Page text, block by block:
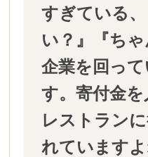
すぎている
い？』『ち
企業を回っ
す。寄付金
レストラン
れています